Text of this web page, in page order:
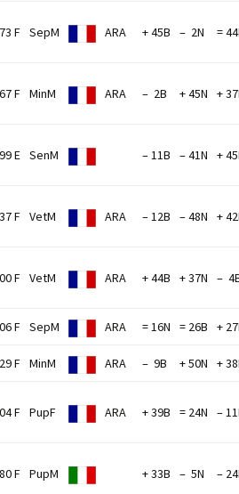
F SepM ARA + 45B – 2N =
F MinM ARA – 2B + 45N +
E SenM – 11B – 41N +
F VetM ARA – 12B – 48N +
F VetM ARA + 44B + 37N –
F SepM ARA = 16N = 26B +
F MinM ARA – 9B + 50N +
F PupF ARA + 39B = 24N –
F PupM + 33B – 5N –